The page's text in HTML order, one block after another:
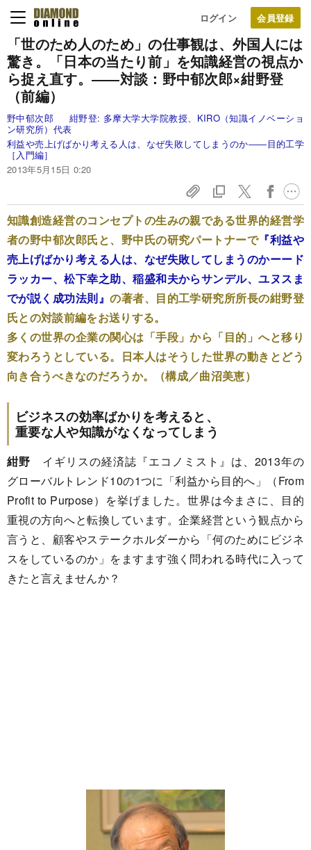
ログイン
「世のため人のため」の仕事観は、外国人には
驚き。
「日本の当たり前」を知識経営の視点か
ら捉え直す。 ――対談：野中郁次郎×紺野登
（前編）
野中郁次郎 紺野登: 多摩大学大学院教授、KIRO（知識イノベーショ
ン研究所）代表
利益や売上げばかり考える人は、なぜ失敗してしまうのか――目的工学
［入門編］
2013年5月15日 0:20
知識創造経営のコンセプトの生みの親である世界的経営学
者の野中郁次郎氏と、野中氏の研究パートナーで『利益や
売上げばかり考える人は、なぜ失敗してしまうのかーード
ラッカー、松下幸之助、稲盛和夫からサンデル、ユヌスま
でが説く成功法則』の著者、目的工学研究所所長の紺野登
氏との対談前編をお送りする。
多くの世界の企業の関心は「手段」から「目的」へと移り
変わろうとしている。日本人はそうした世界の動きとどう
向き合うべきなのだろうか。（構成／曲沼美恵）
ビジネスの効率ばかりを考えると、
重要な人や知識がなくなってしまう
紺野 イギリスの経済誌『エコノミスト』は、2013年の
グローバルトレンド10の1つに「利益から目的へ」（From
Profit to Purpose）を挙げました。世界は今まさに、目的
重視の方向へと転換しています。企業経営という観点から
言うと、顧客やステークホルダーから「何のためにビジネ
スをしているのか」をますます強く問われる時代に入って
きたと言えませんか？